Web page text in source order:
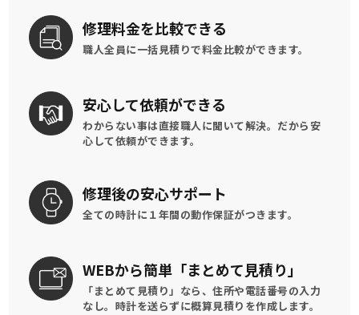
修理料金を比較できる
職人全員に一括見積りで料金比較ができます。
安心して依頼ができる
わからない事は直接職人に聞いて解決。 だから安
心して依頼ができます。
修理後の安心サポート
全ての時計に １年間の動作保証がつきます。
WEBから簡単 「まとめて見積り」
「まとめて見積り」なら、住所や電話番号の入力
なし。時計を送らずに概算見積りを作成します。